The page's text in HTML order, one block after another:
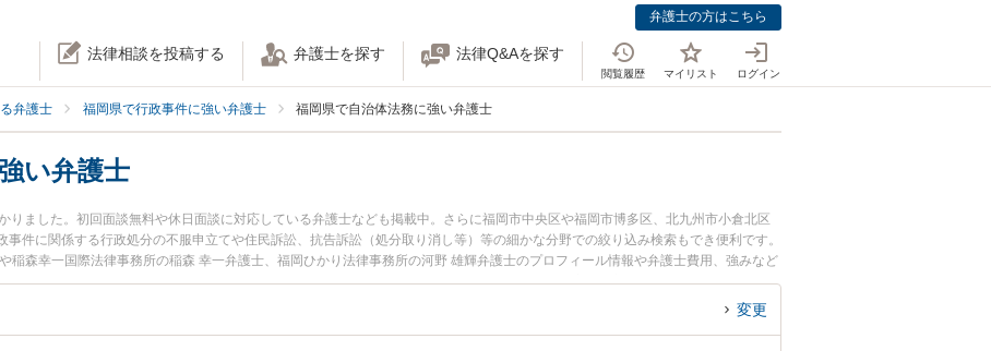
弁護士の方はこちら
法律相談を投稿する 弁護士を探す 法律Q&Aを探す
閲覧履歴 マイリスト ログイン
弁護士 福岡県で行政事件に強い弁護士 福岡県で自治体法務に強い弁護士
い弁護士
りました。初回面談無料や休日面談に対応している弁護士なども掲載中。さらに福岡市中央区や福岡市博多区、北九州市小倉北区
件に関係する行政処分の不服申立てや住民訴訟、抗告訴訟（処分取り消し等）等の細かな分野での絞り込み検索もでき便利です。
稲森幸一国際法律事務所の稲森 幸一弁護士、福岡ひかり法律事務所の河野 雄輝弁護士のプロフィール情報や弁護士費用、強みなど
発生した自治体法務のトラブルを今すぐに弁護士に相談したい』『自治体法務のトラブル解決の実績豊富な近くの弁護士を検索した
きる福岡県内の弁護士に相談予約したい』などでお困りの相談者さんにおすすめです。
変更